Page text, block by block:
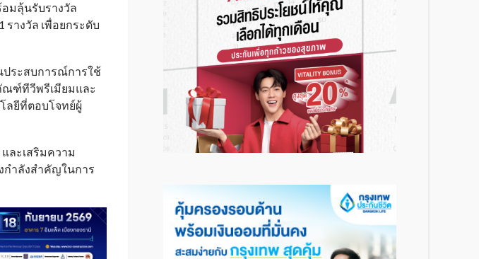
อมลุ้นรับรางวัล
รางวัล เพื่อยกระดับ
ประสบการณ์การใช้
ณฑ์ทีวีพรีเมียมและ
ลยีที่ตอบโจทย์ผู้
ละเสริมความ
กำลังสำคัญในการ